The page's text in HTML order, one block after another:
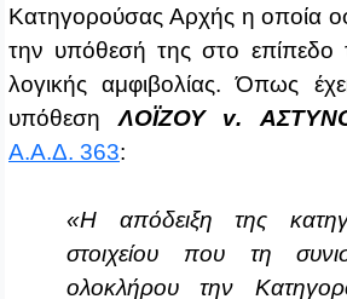
Κατηγορούσας Αρχής η οποία
την υπόθεσή της στο
λογικής αμφιβολίας. Όπως
υπόθεση ΛΟΪΖΟΥ v.
Α.Α.Δ. 363:
«Η απόδειξη της
στοιχείου που τη
ολοκλήρου την